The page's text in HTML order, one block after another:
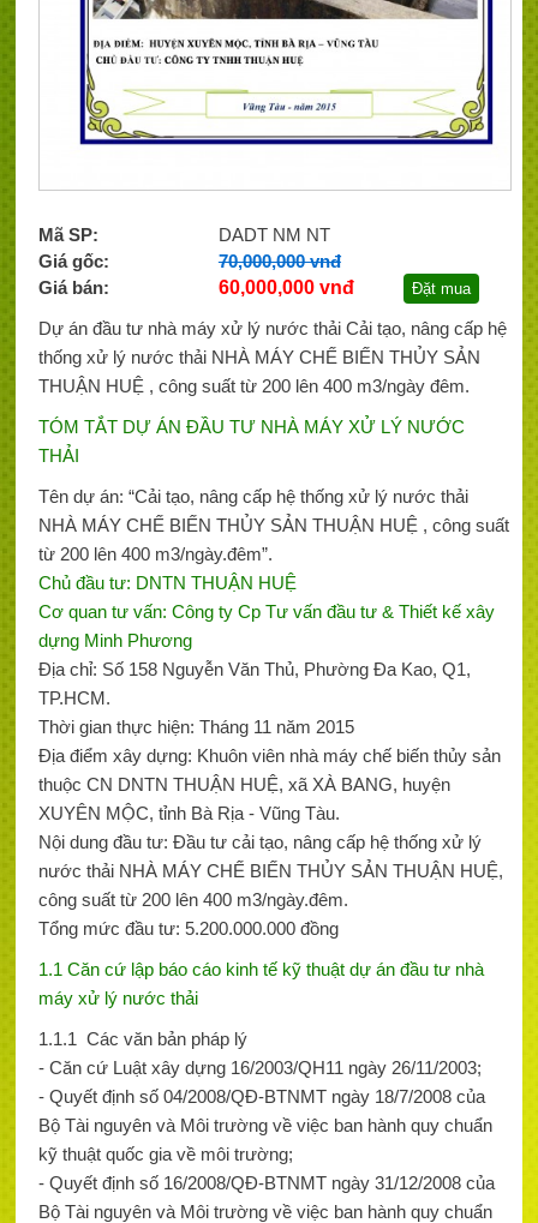
Mã SP:
DADT NM NT
Giá gốc:
70,000,000 vnđ
Giá bán:
60,000,000 vnđ Đặt mua
Dự án đầu tư nhà máy xử lý nước thải Cải tạo, nâng cấp hệ
thống xử lý nước thải NHÀ MÁY CHẾ BIẾN THỦY SẢN
THUẬN HUỆ , công suất từ 200 lên 400 m3/ngày đêm.
TÓM TẮT DỰ ÁN ĐẦU TƯ NHÀ MÁY XỬ LÝ NƯỚC
THẢI
Tên dự án: “Cải tạo, nâng cấp hệ thống xử lý nước thải
NHÀ MÁY CHẾ BIẾN THỦY SẢN THUẬN HUỆ , công suất
từ 200 lên 400 m3/ngày.đêm”.
Chủ đầu tư: DNTN THUẬN HUỆ
Cơ quan tư vấn: Công ty Cp Tư vấn đầu tư & Thiết kế xây
dựng Minh Phương
Địa chỉ: Số 158 Nguyễn Văn Thủ, Phường Đa Kao, Q1,
TP.HCM.
Thời gian thực hiện: Tháng 11 năm 2015
Địa điểm xây dựng: Khuôn viên nhà máy chế biến thủy sản
thuộc CN DNTN THUẬN HUỆ, xã XÀ BANG, huyện
XUYÊN MỘC, tỉnh Bà Rịa - Vũng Tàu.
Nội dung đầu tư: Đầu tư cải tạo, nâng cấp hệ thống xử lý
nước thải NHÀ MÁY CHẾ BIẾN THỦY SẢN THUẬN HUỆ,
công suất từ 200 lên 400 m3/ngày.đêm.
Tổng mức đầu tư: 5.200.000.000 đồng
1.1 Căn cứ lập báo cáo kinh tế kỹ thuật dự án đầu tư nhà
máy xử lý nước thải
1.1.1 Các văn bản pháp lý
- Căn cứ Luật xây dựng 16/2003/QH11 ngày 26/11/2003;
- Quyết định số 04/2008/QĐ-BTNMT ngày 18/7/2008 của
Bộ Tài nguyên và Môi trường về việc ban hành quy chuẩn
kỹ thuật quốc gia về môi trường;
- Quyết định số 16/2008/QĐ-BTNMT ngày 31/12/2008 của
Bộ Tài nguyên và Môi trường về việc ban hành quy chuẩn